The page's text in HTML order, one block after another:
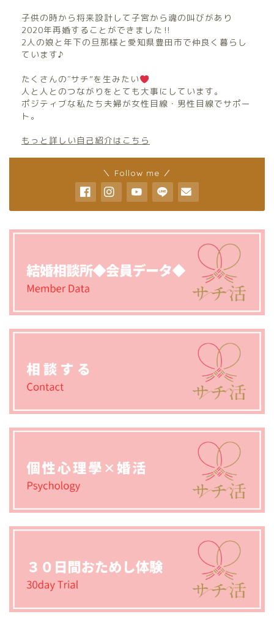
子供の時から将来設計して子宮から魂の叫びがあり
2020年再婚することができました‼︎
2人の娘と年下の旦那様と愛知県豊田市で仲良く暮らし
ています♪
たくさんの″サチ”を生みたい
人と人とのつながりをとても大事にしています。
ポジティブな私たち夫婦が女性目線・男性目線でサポー
ト。
もっと詳しい自己紹介はこちら
＼ Follow me ／